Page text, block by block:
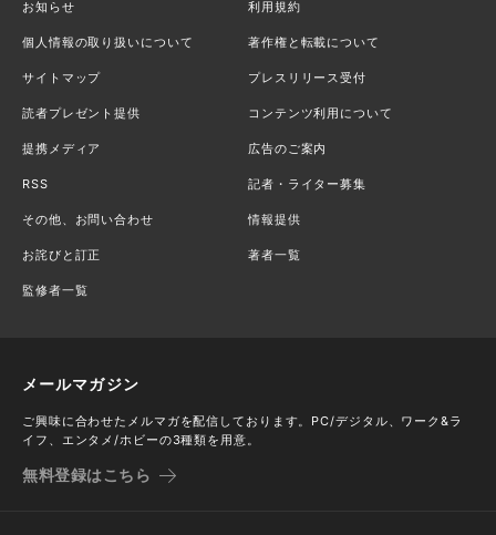
お知らせ 利用規約
個人情報の取り扱いについて 著作権と転載について
サイトマップ プレスリリース受付
読者プレゼント提供 コンテンツ利用について
提携メディア 広告のご案内
RSS 記者・ライター募集
その他、お問い合わせ 情報提供
お詫びと訂正 著者一覧
監修者一覧
メールマガジン
ご興味に合わせたメルマガを配信しております。PC/デジタル、ワーク&ラ
イフ、エンタメ/ホビーの3種類を用意。
無料登録はこちら